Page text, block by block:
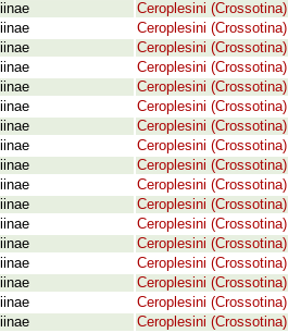
Ceroplesini (Crossotina)
Ceroplesini (Crossotina)
Ceroplesini (Crossotina)
Ceroplesini (Crossotina)
Ceroplesini (Crossotina)
Ceroplesini (Crossotina)
Ceroplesini (Crossotina)
Ceroplesini (Crossotina)
Ceroplesini (Crossotina)
Ceroplesini (Crossotina)
Ceroplesini (Crossotina)
Ceroplesini (Crossotina)
Ceroplesini (Crossotina)
Ceroplesini (Crossotina)
Ceroplesini (Crossotina)
Ceroplesini (Crossotina)
Ceroplesini (Crossotina)